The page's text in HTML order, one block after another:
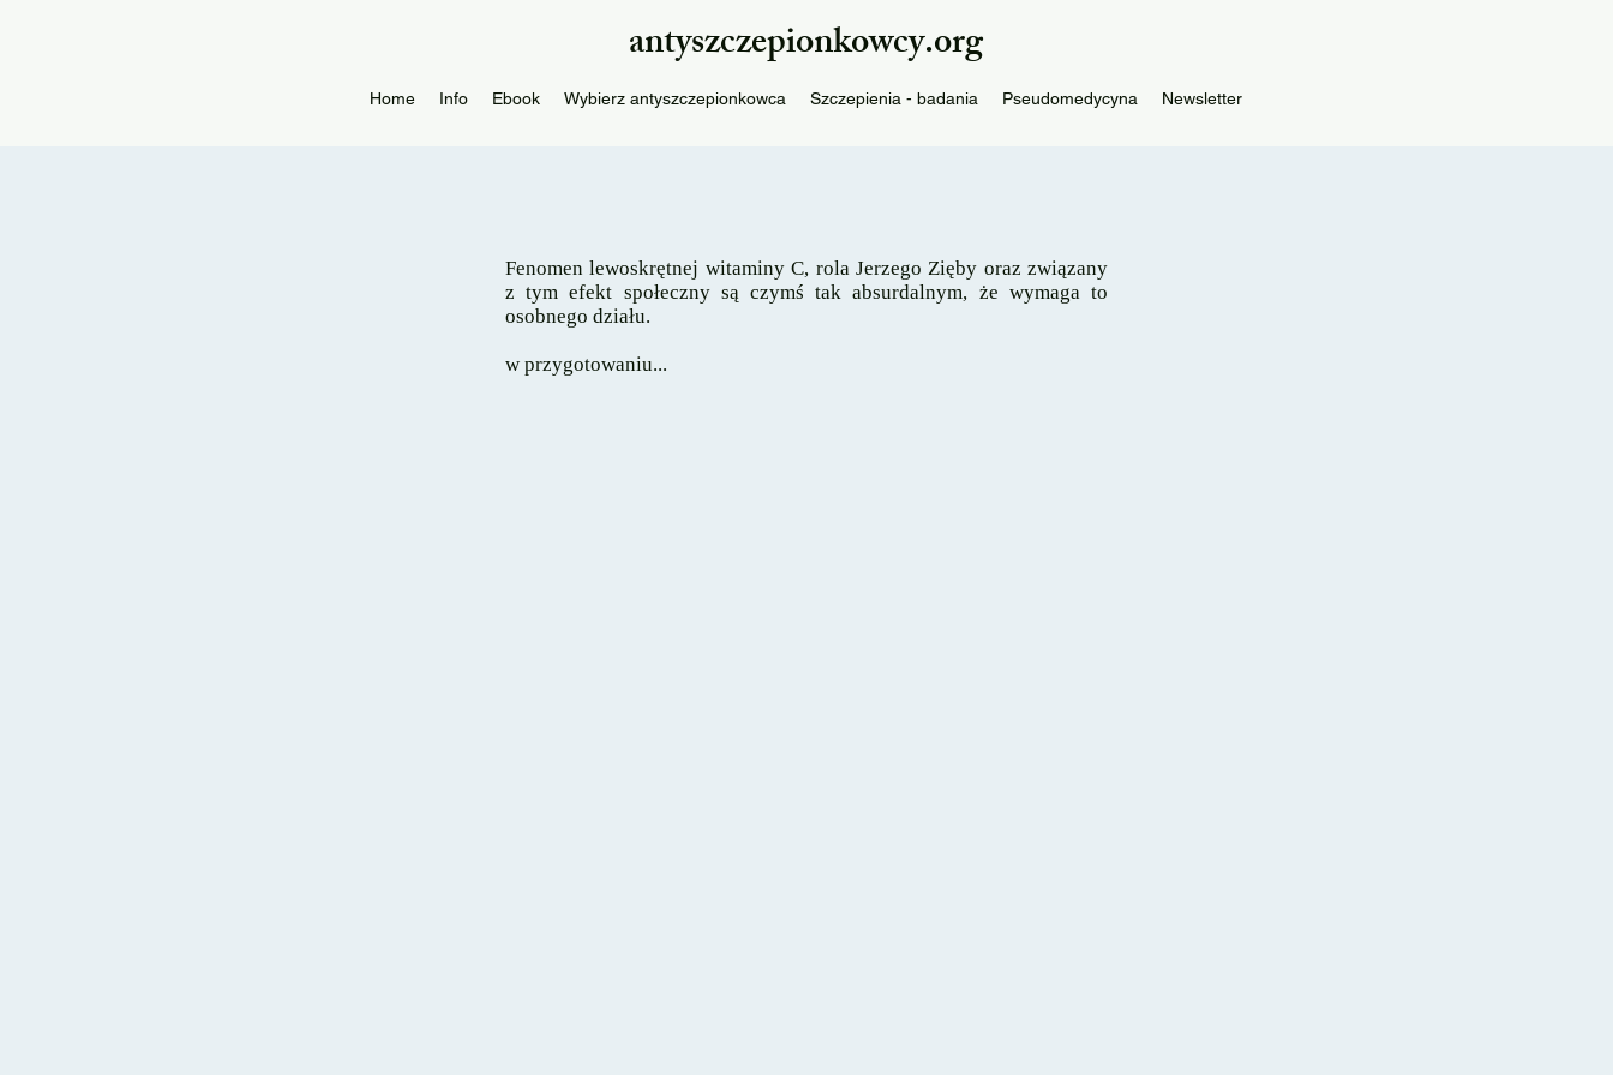
Home Info Ebook Wybierz antyszczepionkowca Szczepienia - badania Pseudomedycyna Newsletter
antyszczepionkowcy.org
Fenomen lewoskrętnej witaminy C, rola Jerzego Zięby oraz związany
z tym efekt społeczny są czymś tak absurdalnym, że wymaga to
osobnego działu.
w przygotowaniu...